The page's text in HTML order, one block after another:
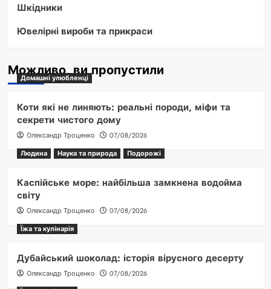
Шкідники
Ювелірні вироби та прикраси
Можливо, ви пропустили
Домашні улюбленці
Коти які не линяють: реальні породи, міфи та
секрети чистого дому
Олександр Троценко
07/08/2026
Людина
Наука та природа Подорожі
Каспійське море: найбільша замкнена водойма
світу
Олександр Троценко
07/08/2026
Їжа та кулінарія
Дубайський шоколад: історія вірусного десерту
Олександр Троценко
07/08/2026